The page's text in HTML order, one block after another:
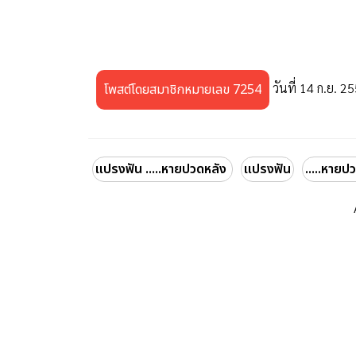
โพสต์โดยสมาชิกหมายเลข 7254 วันที่ 14 ก.ย.
แปรงฟัน .....หายปวดหลัง แปรงฟัน .....หายป